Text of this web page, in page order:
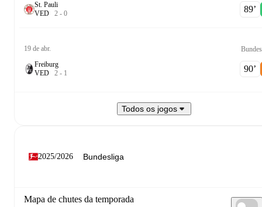
St. Pauli
VED 2 - 0 89‎’‎
19 de abr.
Freiburg
VED 2 - 1 90‎’‎
Todos os jogos
2025/2026
Mapa de chutes da temporada